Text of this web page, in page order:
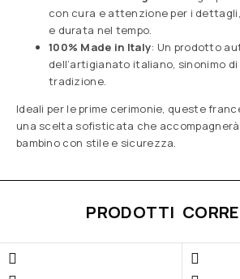
con cura e attenzione per i
e durata nel tempo.
100% Made in Italy: Un prodotto
dell’artigianato italiano, sinonimo
tradizione.
Ideali per le prime cerimonie, queste
una scelta sofisticata che
bambino con stile e sicurezza.
PRODOTTI